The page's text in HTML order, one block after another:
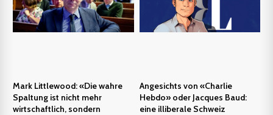
Mark Littlewood: «Die wahre
Spaltung ist nicht mehr
wirtschaftlich, sondern
Angesichts von «Charlie
Hebdo» oder Jacques Baud:
eine illiberale Schweiz